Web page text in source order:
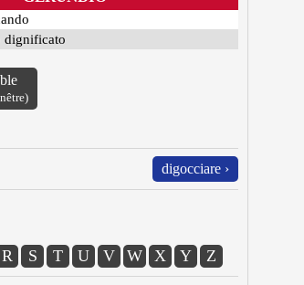
dignificato
digocciare ›
R S T U V W X Y Z